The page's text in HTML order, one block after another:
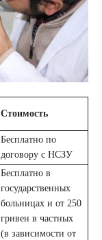
Стоимость
Бесплатно по
договору с НСЗУ
Бесплатно в
государственных
больницах и от 250
гривен в частных
(в зависимости от